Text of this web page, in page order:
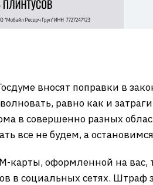
вносят поправки в
равно как и
в совершенно разных
все не будем, а
карты, оформленной на
в социальных сетях.